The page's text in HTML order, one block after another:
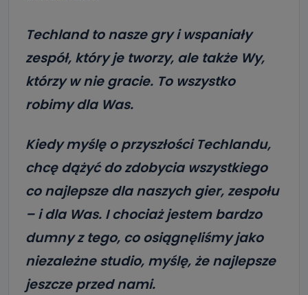
Techland to nasze gry i wspaniały
zespół, który je tworzy, ale także Wy,
którzy w nie gracie. To wszystko
robimy dla Was.
Kiedy myślę o przyszłości Techlandu,
chcę dążyć do zdobycia wszystkiego
co najlepsze dla naszych gier, zespołu
– i dla Was. I chociaż jestem bardzo
dumny z tego, co osiągnęliśmy jako
niezależne studio, myślę, że najlepsze
jeszcze przed nami.